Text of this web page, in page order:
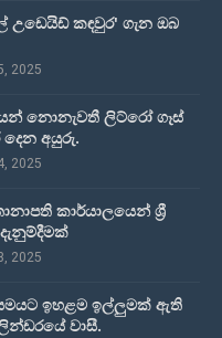
උඩෙයිඩ් කඳවුර' ගැන ඔබ
2025
නොනැවතී ලිට්රෝ ගෑස්
අයුරු.
2025
කාර්යාලයෙන් ශ්‍රී
2025
ඉහළම ඉල්ලුමක් ඇති
වාසී.